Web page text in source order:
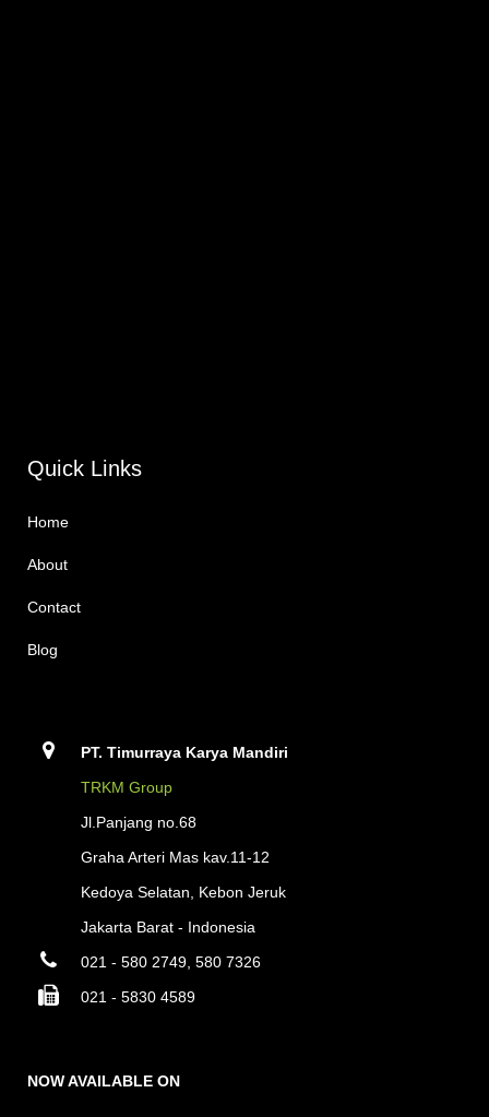
Quick Links
Home
About
Contact
Blog
PT. Timurraya Karya Mandiri
TRKM Group
Jl.Panjang no.68
Graha Arteri Mas kav.11-12
Kedoya Selatan, Kebon Jeruk
Jakarta Barat - Indonesia
021 - 580 2749, 580 7326
021 - 5830 4589
NOW AVAILABLE ON